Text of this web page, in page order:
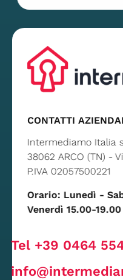
CONTATTI
Intermediamo Italia
38062 ARCO (TN) -
P.IVA 02057500221
Orario: Lunedì -
Venerdì 15.00-19.00
Tel +39 0464